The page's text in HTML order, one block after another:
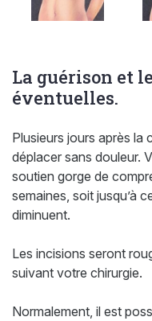
La guérison et
éventuelles.
Plusieurs jours après la
déplacer sans douleur.
soutien gorge de
semaines, soit jusqu’à
diminuent.
Les incisions seront
suivant votre chirurgie.
Normalement, il est